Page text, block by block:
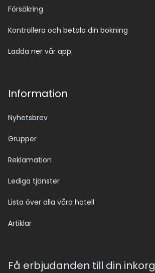
Försäkring
Kontrollera och betala din bokning
Ladda ner vår app
Information
Nyhetsbrev
Grupper
Reklamation
Lediga tjänster
Lista över alla våra hotell
Artiklar
Få erbjudanden till din inkorg